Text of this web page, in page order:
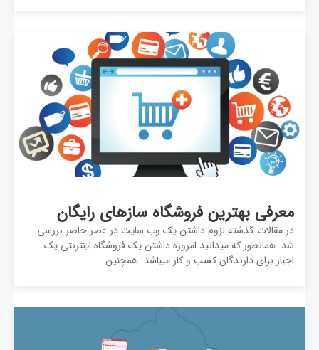
معرفی بهترین فروشگاه سازهای رایگان
در مقالات گذشته لزوم داشتن یک وب سایت در عصر حاضر بررسی
شد. همانطور که میدانید امروزه داشتن یک فروشگاه اینترنتی یک
اجبار برای دارندگان کسب و کار میباشد. همچنین